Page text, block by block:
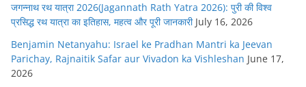
जगन्नाथ रथ यात्रा 2026(Jagannath Rath Yatra 2026): पुरी की विश्व
प्रसिद्ध रथ यात्रा का इतिहास, महत्व और पूरी जानकारी July 16, 2026
Benjamin Netanyahu: Israel ke Pradhan Mantri ka Jeevan
Parichay, Rajnaitik Safar aur Vivadon ka Vishleshan June 17,
2026